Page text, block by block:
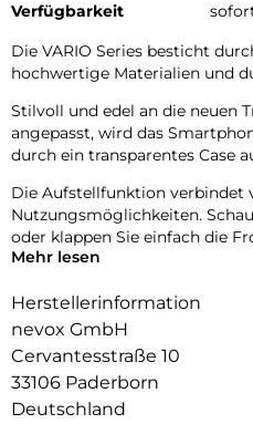
Verfügbarkeit
Die VARIO Series besticht
hochwertige Materialien und
Stilvoll und edel an die neuen
angepasst, wird das
durch ein transparentes Case
Die Aufstellfunktion verbindet
Nutzungsmöglichkeiten.
oder klappen Sie einfach die
Bedienung kinderleicht und
ungewollt.
Beim Umklappen der
die Magneten auf der
bequemes Telefonieren und
Mehr lesen
Herstellerinformation
nevox GmbH
Cervantesstraße 10
33106 Paderborn
Deutschland